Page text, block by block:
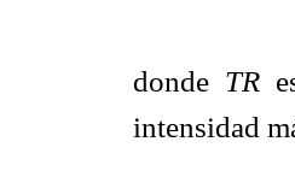
donde TR
intensidad